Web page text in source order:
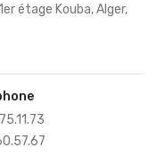
étage Kouba, Alger,